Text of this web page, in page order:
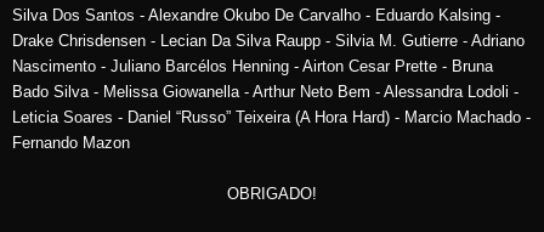
Silva Dos Santos - Alexandre Okubo De Carvalho - Eduardo Kalsing -
Drake Chrisdensen - Lecian Da Silva Raupp - Silvia M. Gutierre - Adriano
Nascimento - Juliano Barcélos Henning - Airton Cesar Prette - Bruna
Bado Silva - Melissa Giowanella - Arthur Neto Bem - Alessandra Lodoli -
Leticia Soares - Daniel “Russo” Teixeira (A Hora Hard) - Marcio Machado -
Fernando Mazon
OBRIGADO!